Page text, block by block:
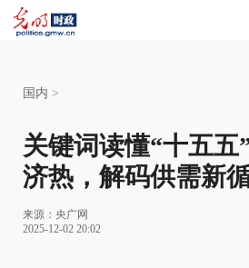
国内 >
关键词读懂“十五五
济热，解码供需新
来源： 央广网
2025-12-02 20:02